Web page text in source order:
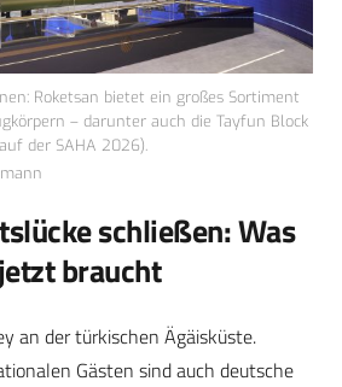
Roketsan bietet ein großes Sortiment
– darunter auch die Tayfun Block
der SAHA 2026).
schließen: Was
braucht
an der türkischen Ägäisküste.
Gästen sind auch deutsche